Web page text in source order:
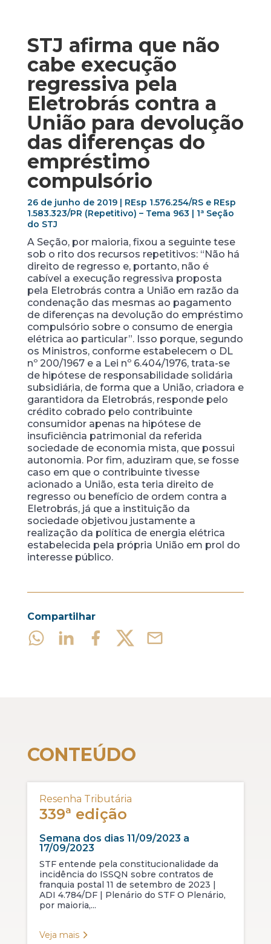
STJ afirma que não
cabe execução
regressiva pela
Eletrobrás contra a
União para devolução
das diferenças do
empréstimo
compulsório
26 de junho de 2019 | REsp 1.576.254/RS e REsp
1.583.323/PR (Repetitivo) – Tema 963 | 1ª Seção
do STJ
A Seção, por maioria, fixou a seguinte tese
sob o rito dos recursos repetitivos: “Não há
direito de regresso e, portanto, não é
cabível a execução regressiva proposta
pela Eletrobrás contra a União em razão da
condenação das mesmas ao pagamento
de diferenças na devolução do empréstimo
compulsório sobre o consumo de energia
elétrica ao particular”. Isso porque, segundo
os Ministros, conforme estabelecem o DL
nº 200/1967 e a Lei nº 6.404/1976, trata-se
de hipótese de responsabilidade solidária
subsidiária, de forma que a União, criadora e
garantidora da Eletrobrás, responde pelo
crédito cobrado pelo contribuinte
consumidor apenas na hipótese de
insuficiência patrimonial da referida
sociedade de economia mista, que possui
autonomia. Por fim, aduziram que, se fosse
caso em que o contribuinte tivesse
acionado a União, esta teria direito de
regresso ou benefício de ordem contra a
Eletrobrás, já que a instituição da
sociedade objetivou justamente a
realização da política de energia elétrica
estabelecida pela própria União em prol do
interesse público.
Compartilhar
CONTEÚDO
Resenha Tributária
339ª edição
Semana dos dias 11/09/2023 a
17/09/2023
STF entende pela constitucionalidade da
incidência do ISSQN sobre contratos de
franquia postal 11 de setembro de 2023 |
ADI 4.784/DF | Plenário do STF O Plenário,
por maioria,...
Veja mais